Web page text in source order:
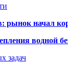
рынок начал
водной
задач